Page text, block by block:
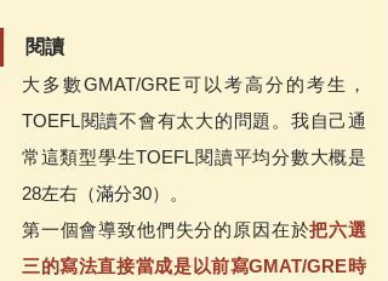
閱讀
大多數GMAT/GRE可以考高分的考生，
TOEFL閱讀不會有太大的問題。我自己通
常這類型學生TOEFL閱讀平均分數大概是
28左右（滿分30）。
第一個會導致他們失分的原因在於把六選
三的寫法直接當成是以前寫GMAT/GRE時